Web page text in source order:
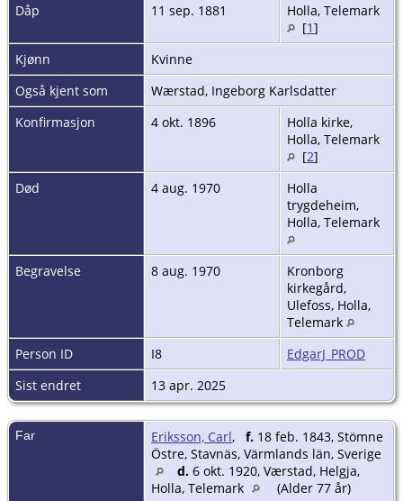
Dåp
11 sep. 1881
Holla, Telemark
[1]
Kjønn
Kvinne
Også kjent som
Wærstad, Ingeborg Karlsdatter
Konfirmasjon
4 okt. 1896
Holla kirke,
Holla, Telemark
[2]
Død
4 aug. 1970
Holla
trygdeheim,
Holla, Telemark
Begravelse 8 aug. 1970
Kronborg
kirkegård,
Ulefoss, Holla,
Telemark
Person ID
I8
EdgarJ_PROD
Sist endret
13 apr. 2025
Far Eriksson, Carl, f. 18 feb. 1843, Stömne
Östre, Stavnäs, Värmlands län, Sverige
d. 6 okt. 1920, Værstad, Helgja,
Holla, Telemark
(Alder 77 år)